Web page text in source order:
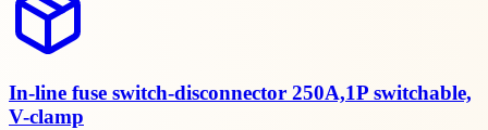
In-line fuse switch-disconnector 250A,1P switchable,
V-clamp